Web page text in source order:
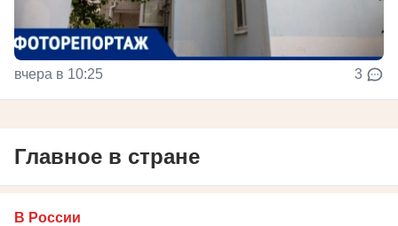
вчера в 10:25 3
Главное в стране
В России